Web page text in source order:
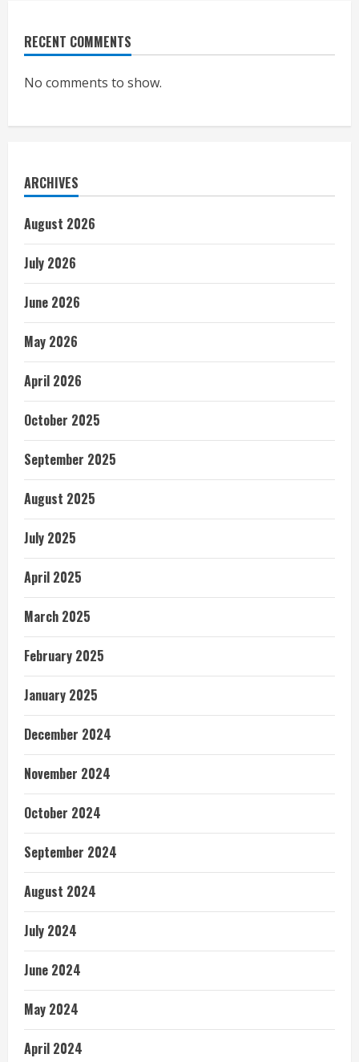
RECENT COMMENTS
No comments to show.
ARCHIVES
August 2026
July 2026
June 2026
May 2026
April 2026
October 2025
September 2025
August 2025
July 2025
April 2025
March 2025
February 2025
January 2025
December 2024
November 2024
October 2024
September 2024
August 2024
July 2024
June 2024
May 2024
April 2024